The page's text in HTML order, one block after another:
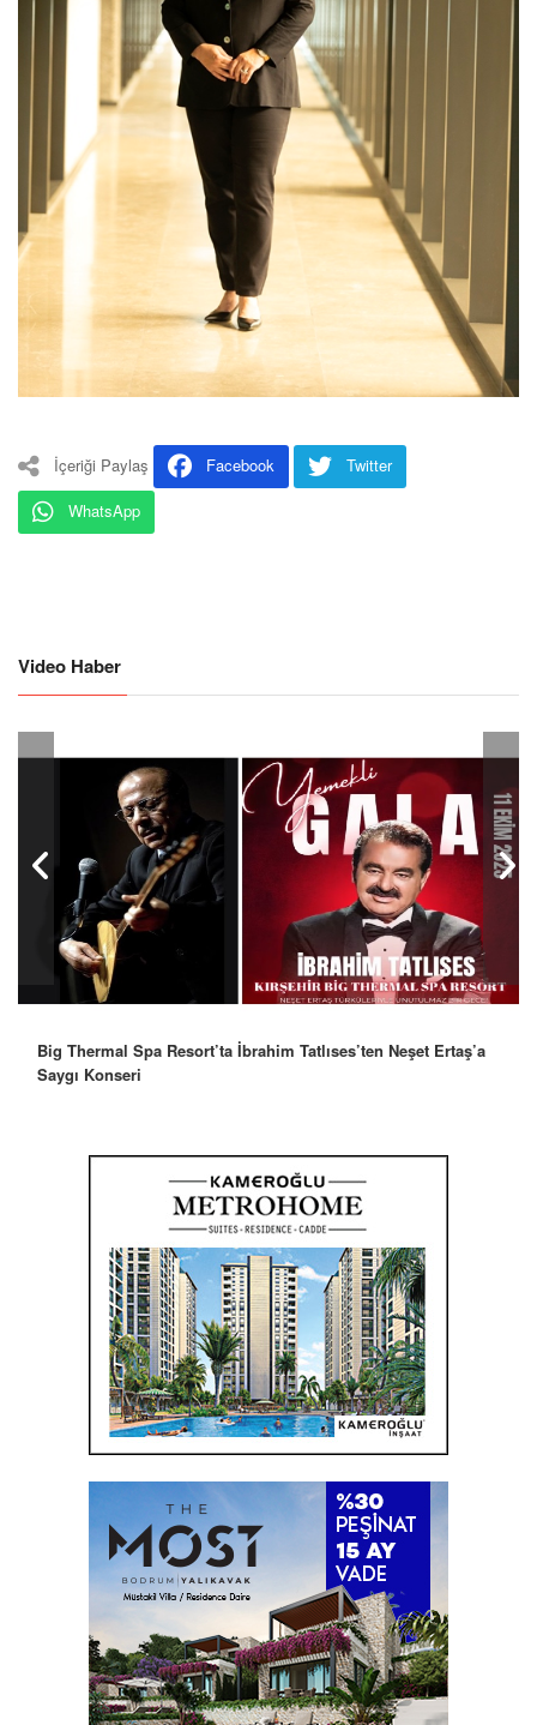
İçeriği Paylaş Facebook
Twitter
WhatsApp
Video Haber
Robbie Williams’tan İstanbul’a Mesaj: “Unutulmaz Bir Gece
Olacak”